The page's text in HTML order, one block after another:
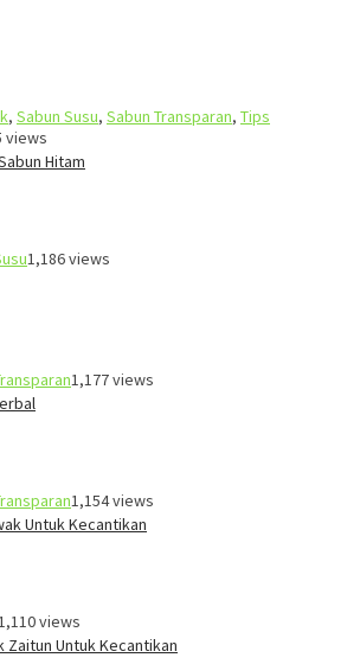
, Sabun Susu, Sabun Transparan, Tips
views
Hitam
1,186 views
1,177 views
1,154 views
Untuk Kecantikan
views
Zaitun Untuk Kecantikan